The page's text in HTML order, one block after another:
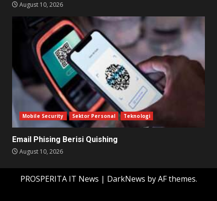
August 10, 2026
Mobile Security Sektor Personal Teknologi
Email Phising Berisi Quishing
August 10, 2026
PROSPERITA IT News | DarkNews by AF themes.